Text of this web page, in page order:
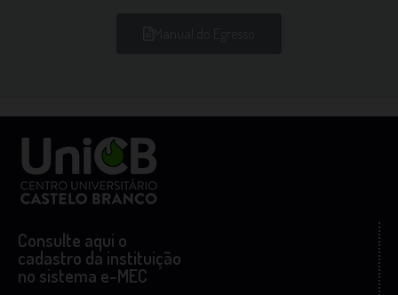
Consulte aqui o
cadastro da instituição
no sistema e-MEC